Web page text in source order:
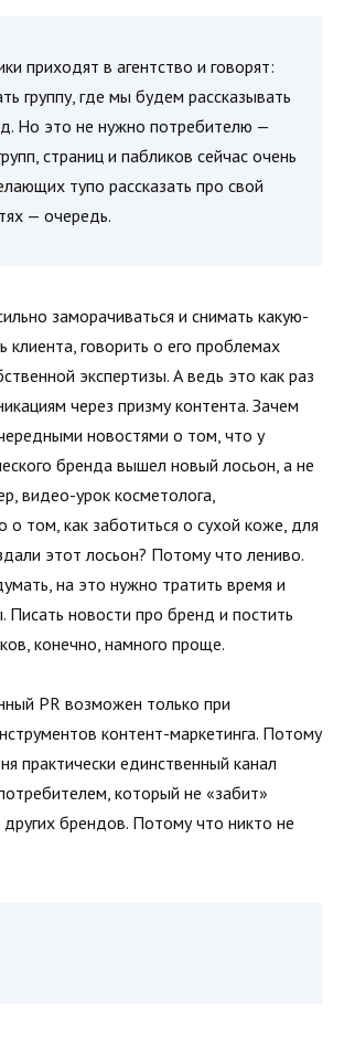
приходят в агентство и говорят:
группу, где мы будем рассказывать
Но это не нужно потребителю —
страниц и пабликов сейчас очень
тупо рассказать про свой
— очередь.
заморачиваться и снимать какую-
клиента, говорить о его проблемах
экспертизы. А ведь это как раз
через призму контента. Зачем
новостями о том, что у
бренда вышел новый лосьон, а не
видео-урок косметолога,
о том, как заботиться о сухой коже, для
этот лосьон? Потому что лениво.
на это нужно тратить время и
Писать новости про бренд и постить
конечно, намного проще.
PR возможен только при
контент-маркетинга. Потому
практически единственный канал
который не «забит»
брендов. Потому что никто не